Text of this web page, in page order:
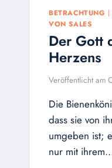
BETRACHTUNG
VON SALES
Der Gott
Herzens
Veröffentlicht am
Die
dass sie von
umgeben ist;
nur mit